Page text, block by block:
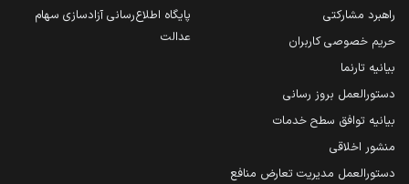
راهبرد مشارکتی
حریم خصوصی کاربران
بیانیه تارنما
دستورالعمل بروز رسانی
بیانیه توافق سطح خدمات
منشور اخلاقی
دستورالعمل مدیریت تعارض منافع
پایگاه اطلاع‌رسانی آزادسازی سهام
عدالت